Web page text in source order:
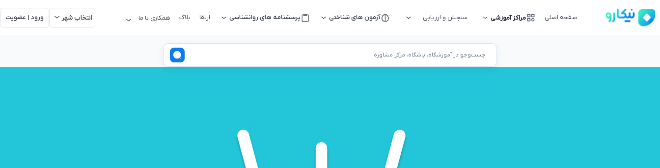
صفحه اصلی مراکز آموزشی سنجش و ارزیابی آزمون های شناختی پرسشنامه های روانشناسی ارتقا بلاگ همکاری با ما انتخاب شهر ورود | عضویت
جست‌وجو در آموزشگاه، باشگاه، مرکز مشاوره